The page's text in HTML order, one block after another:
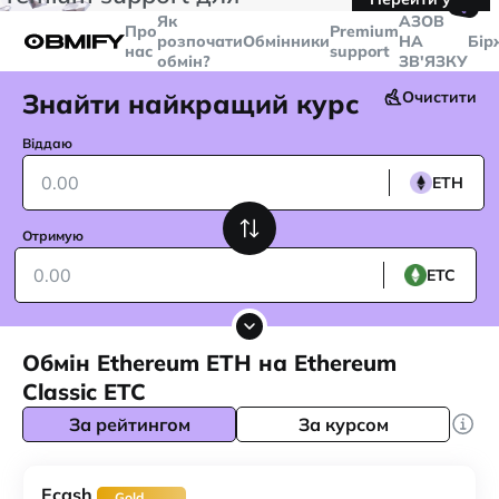
більше
Telegram
Про
нас
Як
розпочати
обмін?
ОбмінникиPremium
support
🤙
AЗОВ
НА
ЗВ'ЯЗКУ
Знайти найкращий курс Очистити
Віддаю
ETH
Отримую
ETC
Обмін Ethereum ETH на Ethereum
Classic ETC
За рейтингом За курсом
Ecash